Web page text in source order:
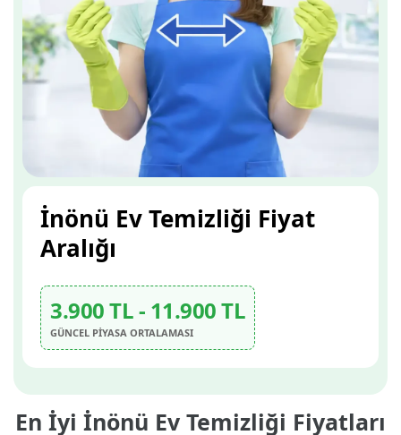
En İyi İnönü Ev Temizliği Fiyatları
İnönü Ev Temizliği Fiyat
Aralığı
3.900 TL - 11.900 TL
GÜNCEL PİYASA ORTALAMASI